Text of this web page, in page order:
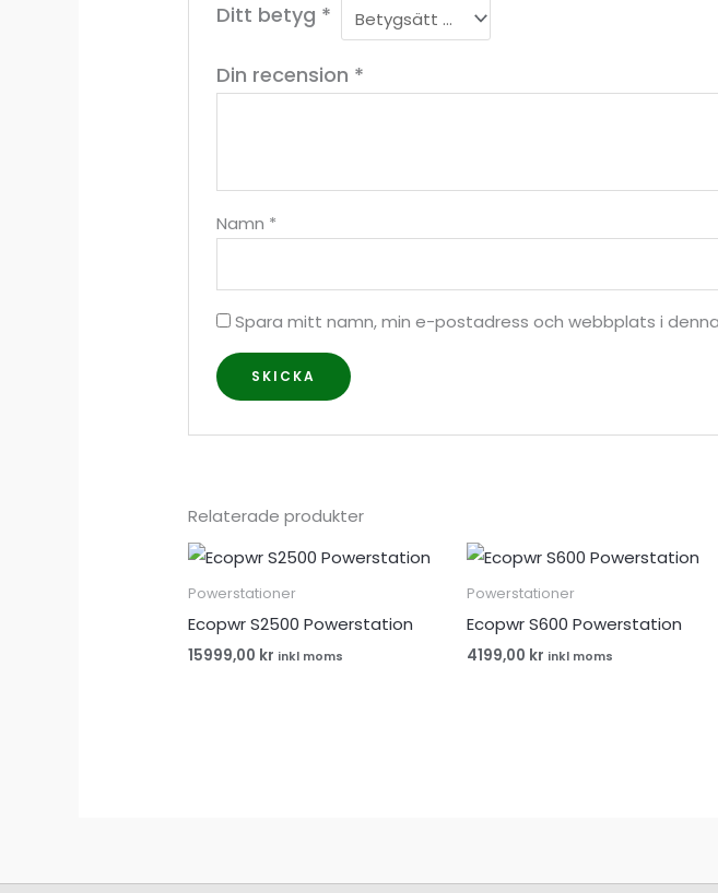
Ditt betyg *
Din recension *
Namn *
Spara mitt namn, min e-postadress och webbplats i
Relaterade produkter
Powerstationer
Ecopwr S2500 Powerstation
15999,00 kr inkl moms
Powerstationer
Ecopwr S600 Powerstation
4199,00 kr inkl moms